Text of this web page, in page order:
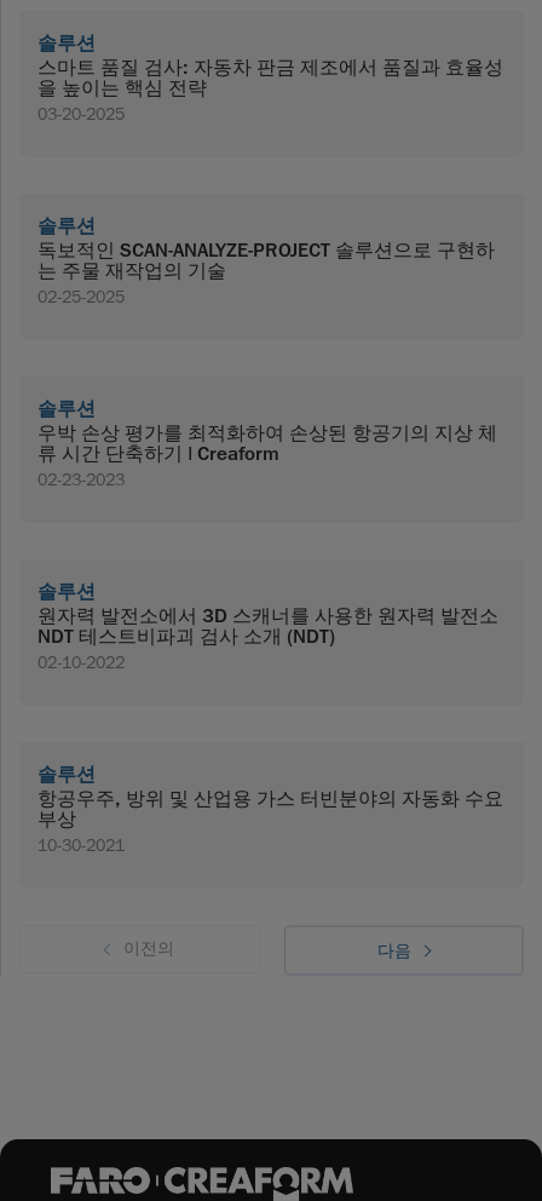
솔루션
스마트 품질 검사: 자동차 판금 제조에서 품질과 효율성
을 높이는 핵심 전략
03-20-2025
솔루션
독보적인 SCAN-ANALYZE-PROJECT 솔루션으로 구현하
는 주물 재작업의 기술
02-25-2025
솔루션
우박 손상 평가를 최적화하여 손상된 항공기의 지상 체
류 시간 단축하기 | Creaform
02-23-2023
솔루션
원자력 발전소에서 3D 스캐너를 사용한 원자력 발전소
NDT 테스트비파괴 검사 소개 (NDT)
02-10-2022
솔루션
항공우주, 방위 및 산업용 가스 터빈분야의 자동화 수요
부상
10-30-2021
이전의 다음